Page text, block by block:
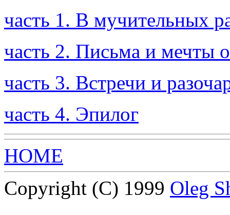
часть 1. В мучительных
часть 2. Письма и мечты
часть 3. Встречи и
часть 4. Эпилог
HOME
Copyright (C) 1999 Oleg